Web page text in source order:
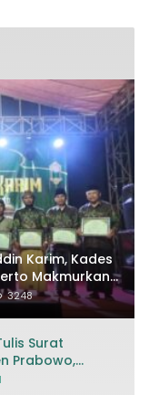
Karim, Kades
Makmurkan
3248
Surat
Prabowo,